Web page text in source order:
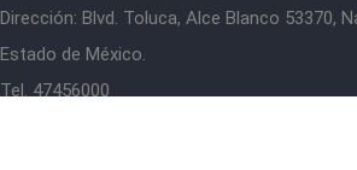
Dirección: Blvd. Toluca, Alce Blanco 53370,
Estado de México.
Tel. 47456000